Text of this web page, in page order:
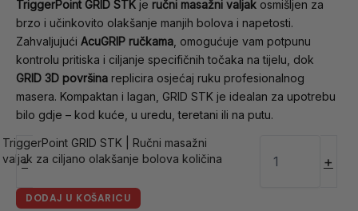
TriggerPoint GRID STK je ručni masažni valjak osmišljen za
brzo i učinkovito olakšanje manjih bolova i napetosti.
Zahvaljujući AcuGRIP ručkama, omogućuje vam potpunu
kontrolu pritiska i ciljanje specifičnih točaka na tijelu, dok
GRID 3D površina replicira osjećaj ruku profesionalnog
masera. Kompaktan i lagan, GRID STK je idealan za upotrebu
bilo gdje – kod kuće, u uredu, teretani ili na putu.
-
TriggerPoint GRID STK | Ručni masažni
valjak za ciljano olakšanje bolova količina
+
DODAJ U KOŠARICU